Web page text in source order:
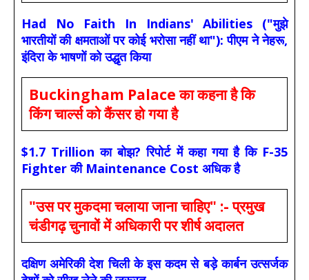
Had No Faith In Indians' Abilities ("मुझे
भारतीयों की क्षमताओं पर कोई भरोसा नहीं था"): पीएम ने नेहरू,
इंदिरा के भाषणों को उद्धृत किया
Buckingham Palace का कहना है कि
किंग चार्ल्स को कैंसर हो गया है
$1.7 Trillion का बोझ? रिपोर्ट में कहा गया है कि F-35
Fighter की Maintenance Cost अधिक है
"उस पर मुकदमा चलाया जाना चाहिए" :- प्रमुख
चंडीगढ़ चुनावों में अधिकारी पर शीर्ष अदालत
दक्षिण अमेरिकी देश चिली के इस कदम से बड़े कार्बन उत्सर्जक